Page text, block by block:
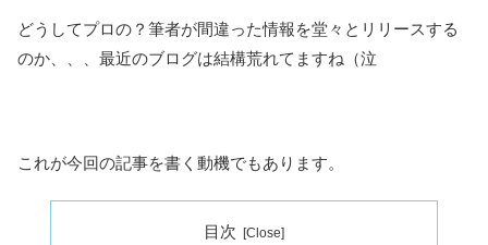
どうしてプロの？筆者が間違った情報を堂々とリリースする
のか、、、最近のブログは結構荒れてますね（泣
これが今回の記事を書く動機でもあります。
目次